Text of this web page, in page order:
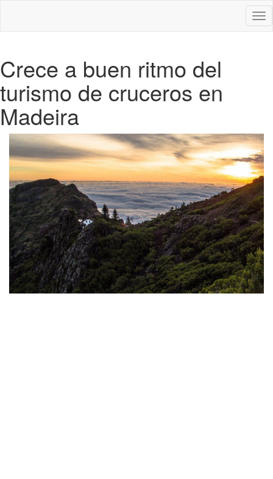
Crece a buen ritmo del
turismo de cruceros en
Madeira